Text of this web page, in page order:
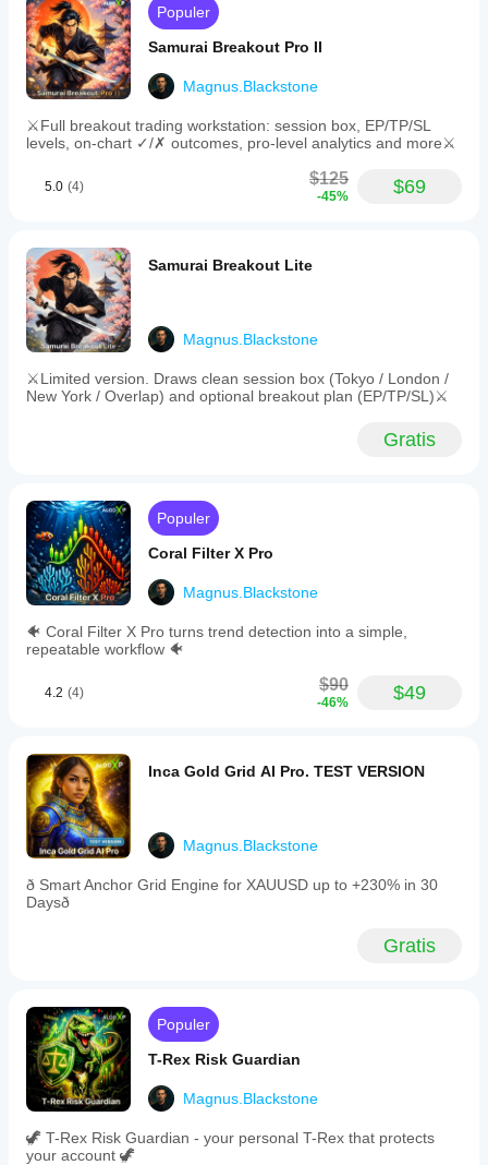
Populer
Samurai Breakout Pro II
Magnus.Blackstone
⚔️Full breakout trading workstation: session box, EP/TP/SL
levels, on-chart ✓/✗ outcomes, pro-level analytics and more⚔️
5.0 (4) $125
-45% $69
Samurai Breakout Lite
Magnus.Blackstone
⚔️Limited version. Draws clean session box (Tokyo / London /
New York / Overlap) and optional breakout plan (EP/TP/SL)⚔️
Gratis
Populer
Coral Filter X Pro
Magnus.Blackstone
🐠 Coral Filter X Pro turns trend detection into a simple,
repeatable workflow 🐠
4.2 (4) $90
-46% $49
Inca Gold Grid AI Pro. TEST VERSION
Magnus.Blackstone
ð Smart Anchor Grid Engine for XAUUSD up to +230% in 30
Daysð
Gratis
Populer
T-Rex Risk Guardian
Magnus.Blackstone
🦖 T-Rex Risk Guardian - your personal T-Rex that protects
your account 🦖